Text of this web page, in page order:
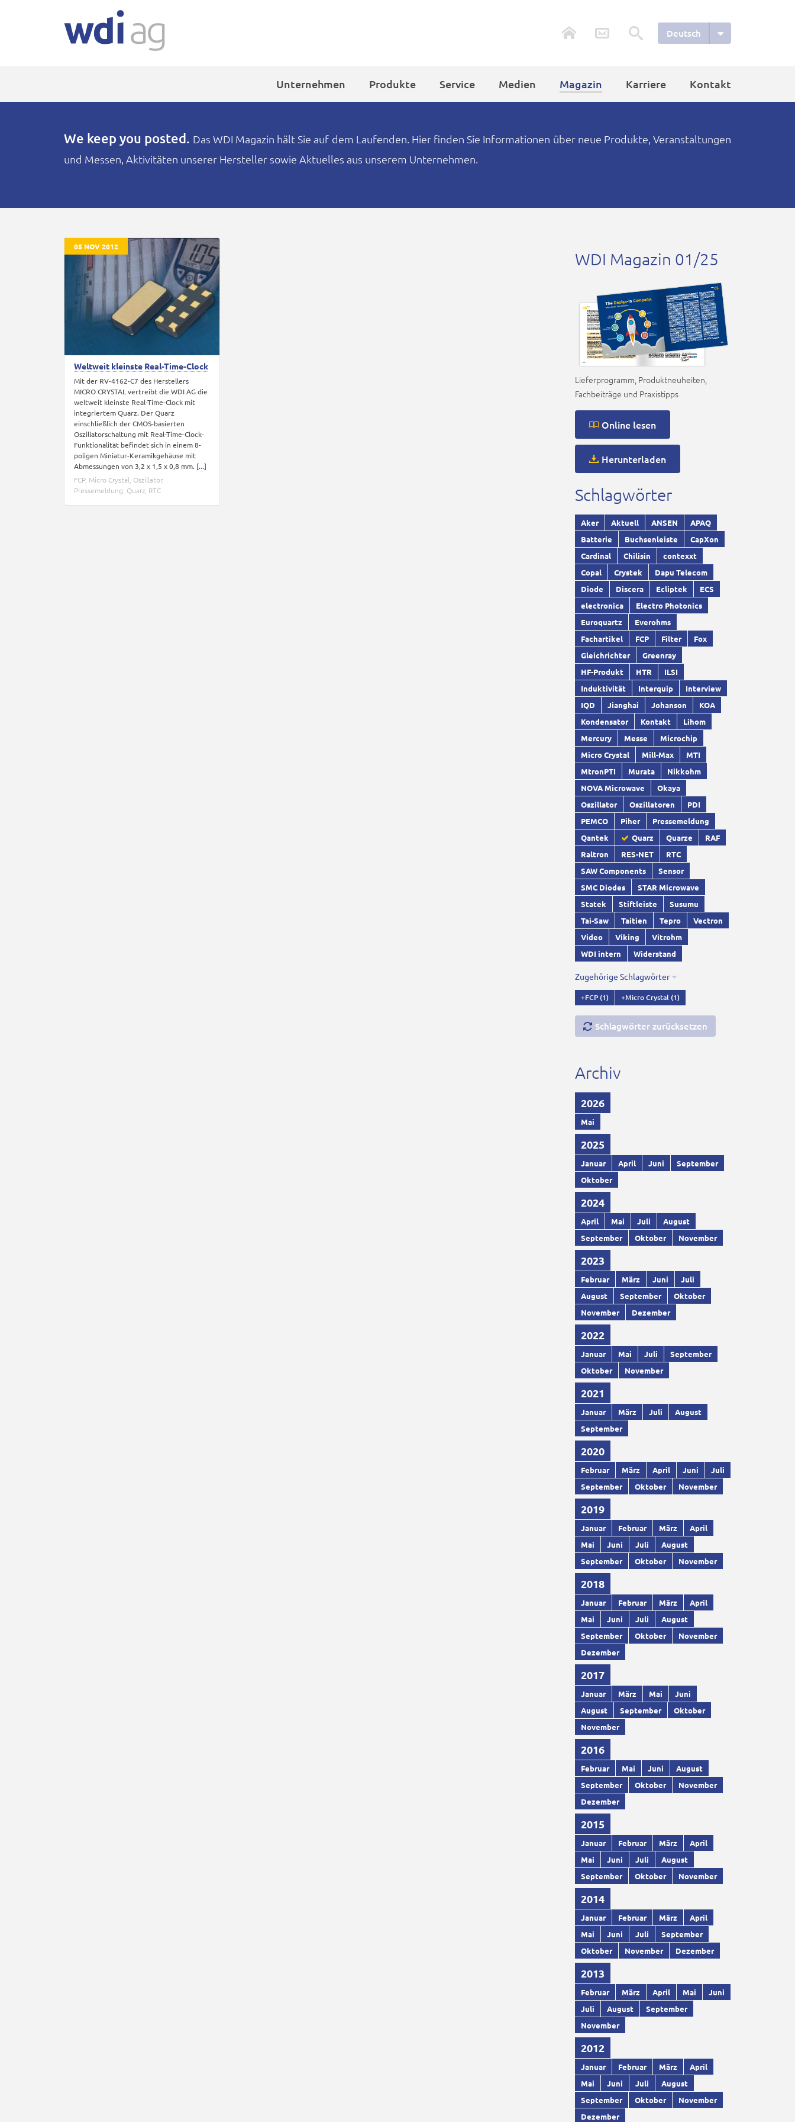
Deutsch
Unternehmen Produkte Service Medien Magazin Karriere Kontakt
We keep you posted. Das WDI Magazin hält Sie auf dem Laufenden. Hier finden Sie Informationen über neue Produkte, Veranstaltungen
und Messen, Aktivitäten unserer Hersteller sowie Aktuelles aus unserem Unternehmen.
05 NOV 2012
Weltweit kleinste Real-Time-Clock
Mit der RV-4162-C7 des Herstellers
MICRO CRYSTAL vertreibt die WDI AG die
weltweit kleinste Real-Time-Clock mit
integriertem Quarz. Der Quarz
einschließlich der CMOS-basierten
Oszillatorschaltung mit Real-Time-Clock-
Funktionalität befindet sich in einem 8-
poligen Miniatur-Keramikgehäuse mit
Abmessungen von 3,2 x 1,5 x 0,8 mm. [...]
FCP, Micro Crystal, Oszillator,
Pressemeldung, Quarz, RTC
WDI Magazin 01/25
Lieferprogramm, Produktneuheiten,
Fachbeiträge und Praxistipps
Online lesen
Herunterladen
Schlagwörter
Aker Aktuell ANSEN
APAQ
Batterie
Buchsenleiste
CapXon
Cardinal
Chilisin
contexxt
Copal
Crystek
Dapu Telecom
Diode
Discera Ecliptek
ECS
electronica
Electro Photonics
Euroquartz
Everohms
Fachartikel
FCP Filter
Fox
Gleichrichter
Greenray
HF-Produkt
HTR
ILSI
Induktivität
Interquip
Interview
IQD
Jianghai Johanson
KOA
Kondensator
Kontakt
Lihom
Mercury
Messe
Microchip
Micro Crystal
Mill-Max
MTI
MtronPTI
Murata
Nikkohm
NOVA Microwave
Okaya
Oszillator
Oszillatoren
PDI
PEMCO
Piher
Pressemeldung
Qantek
Quarz Quarze
RAF
Raltron
RES-NET
RTC
SAW Components
Sensor
SMC Diodes
STAR Microwave
Statek
Stiftleiste
Susumu
Tai-Saw
Taitien Tepro
Vectron
Video
Viking
Vitrohm
WDI intern
Widerstand
Zugehörige Schlagwörter
+FCP (1) +Micro Crystal (1)
Schlagwörter zurücksetzen
Archiv
2026
Mai
2025
Januar April Juni
September
Oktober
2024
April Mai Juli
August
September
Oktober November
2023
Februar März Juni
Juli
August
September
Oktober
November
Dezember
2022
Januar Mai Juli
September
Oktober
November
2021
Januar März Juli
August
September
2020
Februar März April Juni
Juli
September
Oktober November
2019
Januar Februar März
April
Mai
Juni Juli
August
September
Oktober November
2018
Januar Februar März
April
Mai
Juni Juli
August
September
Oktober
November
Dezember
2017
Januar März Mai
Juni
August
September
Oktober
November
2016
Februar Mai Juni
August
September
Oktober
November
Dezember
2015
Januar Februar März
April
Mai
Juni Juli
August
September
Oktober November
2014
Januar Februar März
April
Mai
Juni Juli
September
Oktober
November Dezember
2013
Februar März April Mai
Juni
Juli
August
September
November
2012
Januar Februar März
April
Mai
Juni Juli
August
September
Oktober
November
Dezember